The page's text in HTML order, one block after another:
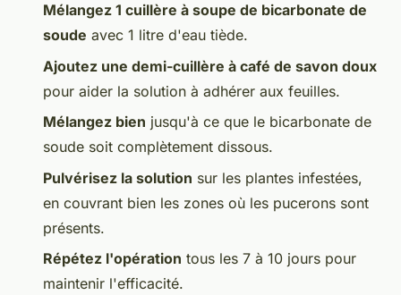
Mélangez 1 cuillère à soupe de bicarbonate de
soude avec 1 litre d'eau tiède.
Ajoutez une demi-cuillère à café de savon doux
pour aider la solution à adhérer aux feuilles.
Mélangez bien jusqu'à ce que le bicarbonate de
soude soit complètement dissous.
Pulvérisez la solution sur les plantes infestées,
en couvrant bien les zones où les pucerons sont
présents.
Répétez l'opération tous les 7 à 10 jours pour
maintenir l'efficacité.